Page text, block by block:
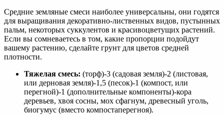
Средние земляные смеси наиболее универсальны, они годятся
для выращивания декоративно-лиственных видов, пустынных
пальм, некоторых суккулентов и красивоцветущих растений.
Если вы сомневаетесь в том, какие пропорции подойдут
вашему растению, сделайте грунт для цветов средней
плотности.
Тяжелая смесь: (торф)-3 (садовая земля)-2 (листовая,
или дерновая земля)-1,5 (песок)-1 (компост, или
перегной)-1 (дополнительные компоненты)-кора
деревьев, хвоя сосны, мох сфагнум, древесный уголь,
биогумус (вместо компостаперегноя).